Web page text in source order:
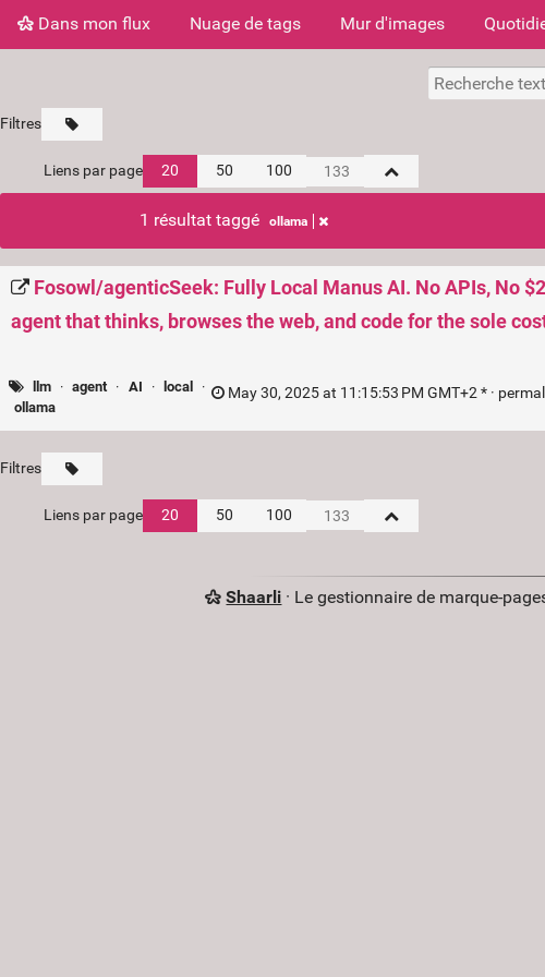
Dans mon flux Nuage de tags Mur d'images
Filtres
Liens par page 20 50 100
1 résultat taggé ollama
Fosowl/agenticSeek: Fully Local Manus AI. No APIs, No
agent that thinks, browses the web, and code for the sole
llm · agent · AI · local
·
ollama
May 30, 2025 at 11:15:53 PM GMT+2 * ·
Filtres
Liens par page 20 50 100
Shaarli · Le gestionnaire de marque-